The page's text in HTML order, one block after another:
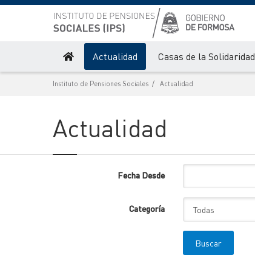
Actualidad Casas de la Solidaridad
Instituto de Pensiones Sociales Actualidad
Actualidad
Fecha Desde
Categoría